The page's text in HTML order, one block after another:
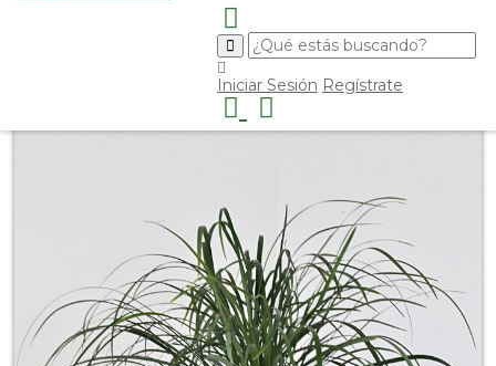
Iniciar Sesión Regístrate
Plantas> Plantas De Exterior>